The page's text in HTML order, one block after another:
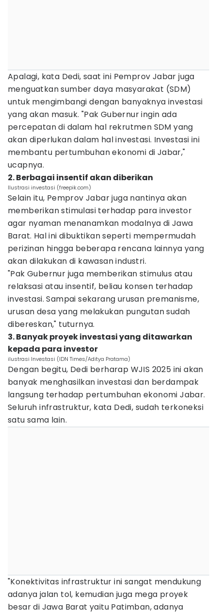
Apalagi, kata Dedi, saat ini Pemprov Jabar juga
menguatkan sumber daya masyarakat (SDM)
untuk mengimbangi dengan banyaknya investasi
yang akan masuk. "Pak Gubernur ingin ada
percepatan di dalam hal rekrutmen SDM yang
akan diperlukan dalam hal investasi. Investasi ini
membantu pertumbuhan ekonomi di Jabar,"
ucapnya.
2. Berbagai insentif akan diberikan
Ilustrasi investasi (freepik.com)
Selain itu, Pemprov Jabar juga nantinya akan
memberikan stimulasi terhadap para investor
agar nyaman menanamkan modalnya di Jawa
Barat. Hal ini dibuktikan seperti mempermudah
perizinan hingga beberapa rencana lainnya yang
akan dilakukan di kawasan industri.
"Pak Gubernur juga memberikan stimulus atau
relaksasi atau insentif, beliau konsen terhadap
investasi. Sampai sekarang urusan premanisme,
urusan desa yang melakukan pungutan sudah
dibereskan," tuturnya.
3. Banyak proyek investasi yang ditawarkan
kepada para investor
ilustrasi Investasi (IDN Times/Aditya Pratama)
Dengan begitu, Dedi berharap WJIS 2025 ini akan
banyak menghasilkan investasi dan berdampak
langsung terhadap pertumbuhan ekonomi Jabar.
Seluruh infrastruktur, kata Dedi, sudah terkoneksi
satu sama lain.
"Konektivitas infrastruktur ini sangat mendukung
adanya jalan tol, kemudian juga mega proyek
besar di Jawa Barat yaitu Patimban, adanya